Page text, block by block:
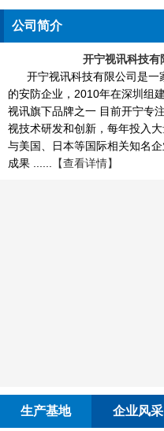
公司简介
开宁视讯科技有
开宁视讯科技有限公司是
的安防企业，2010年在深圳组
视讯旗下品牌之一 目前开宁专
视技术研发和创新，每年投入
与美国、日本等国际相关知名
成果 ......
【查看详情】
生产基地 企业风采